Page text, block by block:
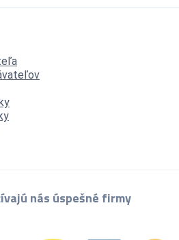
nás úspešné firmy